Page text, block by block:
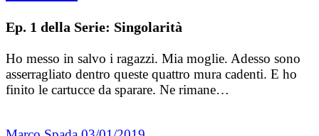
Ep. 1 della Serie: Singolarità
Ho messo in salvo i ragazzi. Mia moglie. Adesso sono
asserragliato dentro queste quattro mura cadenti. E ho
finito le cartucce da sparare. Ne rimane…